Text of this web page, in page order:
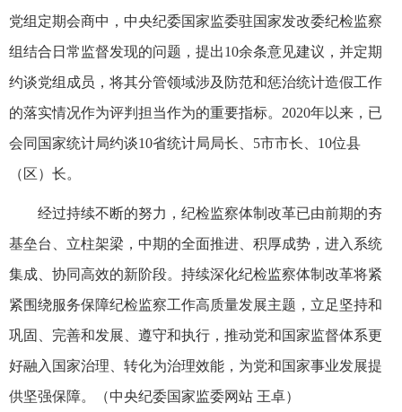
党组定期会商中，中央纪委国家监委驻国家发改委纪检监察
组结合日常监督发现的问题，提出10余条意见建议，并定期
约谈党组成员，将其分管领域涉及防范和惩治统计造假工作
的落实情况作为评判担当作为的重要指标。2020年以来，已
会同国家统计局约谈10省统计局局长、5市市长、10位县
（区）长。
经过持续不断的努力，纪检监察体制改革已由前期的夯
基垒台、立柱架梁，中期的全面推进、积厚成势，进入系统
集成、协同高效的新阶段。持续深化纪检监察体制改革将紧
紧围绕服务保障纪检监察工作高质量发展主题，立足坚持和
巩固、完善和发展、遵守和执行，推动党和国家监督体系更
好融入国家治理、转化为治理效能，为党和国家事业发展提
供坚强保障。（中央纪委国家监委网站 王卓）